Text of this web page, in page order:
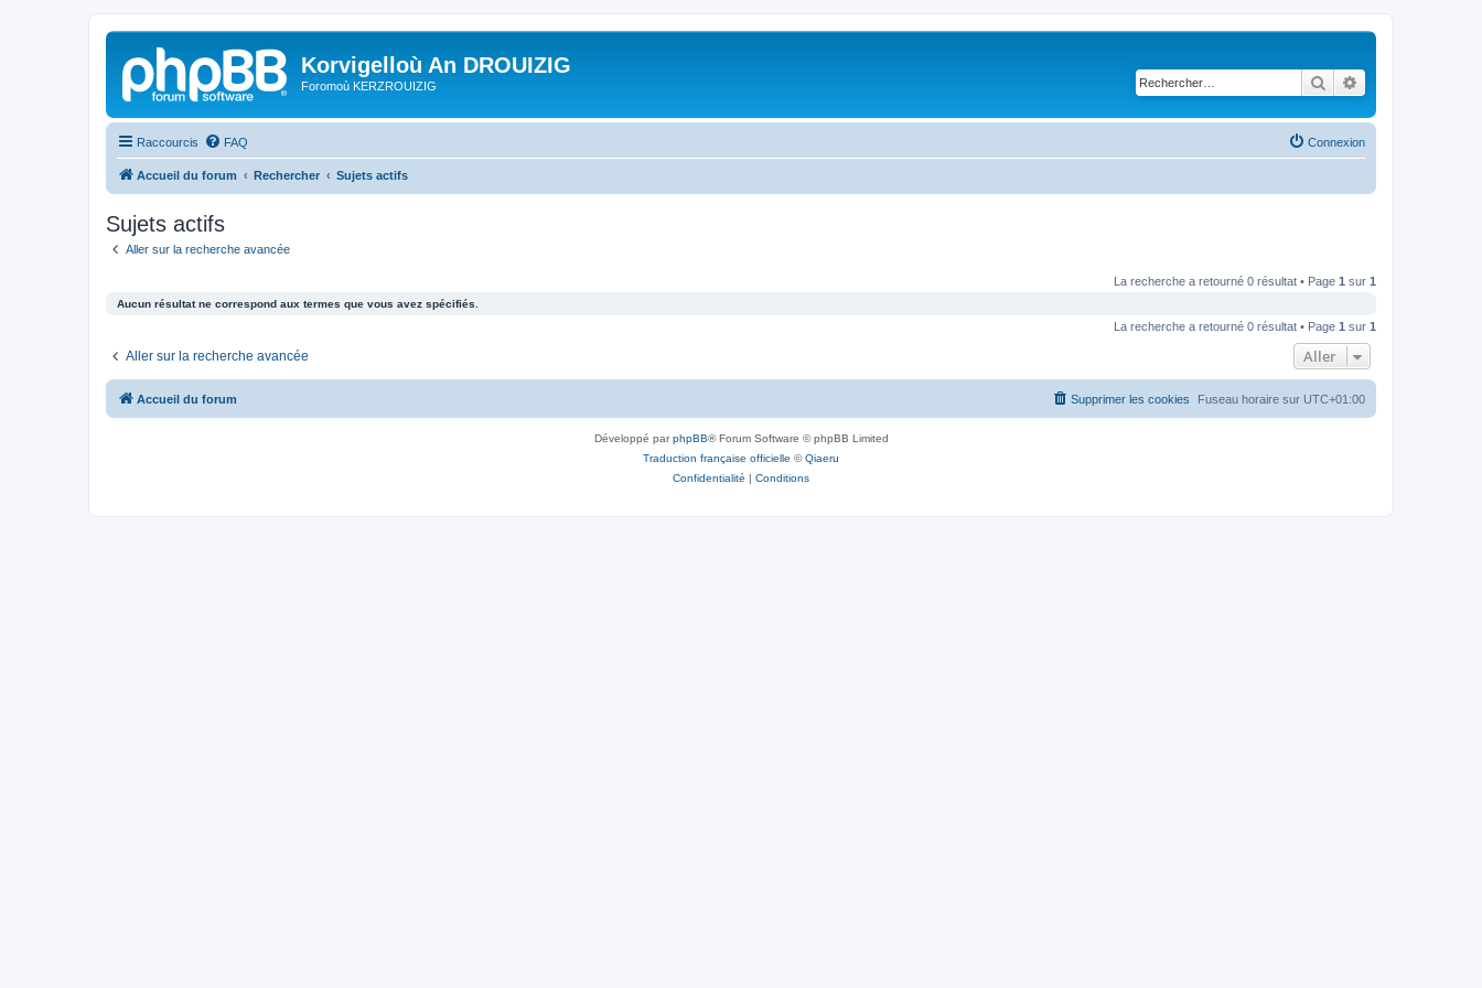
Korvigelloù An DROUIZIG
Foromoù KERZROUIZIG Rechercher
Raccourcis FAQ Connexion
Accueil du forum Rechercher Sujets actifs
Sujets actifs
Aller sur la recherche avancée
La recherche a retourné 0 résultat • Page 1 sur 1
Aucun résultat ne correspond aux termes que vous avez spécifiés.
La recherche a retourné 0 résultat • Page 1 sur 1
Aller sur la recherche avancée Aller
Accueil du forum Fuseau horaire sur UTC+01:00
Supprimer les cookies
Développé parphpBB® Forum Software © phpBB Limited
Traduction française officielle ©Qiaeru
Confidentialité | Conditions